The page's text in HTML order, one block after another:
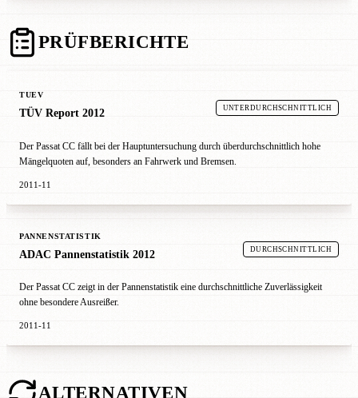
PRÜFBERICHTE
TUEV
TÜV Report 2012 UNTERDURCHSCHNITTLICH
Der Passat CC fällt bei der Hauptuntersuchung durch überdurchschnittlich hohe
Mängelquoten auf, besonders an Fahrwerk und Bremsen.
2011-11
PANNENSTATISTIK
ADAC Pannenstatistik 2012 DURCHSCHNITTLICH
Der Passat CC zeigt in der Pannenstatistik eine durchschnittliche Zuverlässigkeit
ohne besondere Ausreißer.
2011-11
ALTERNATIVEN